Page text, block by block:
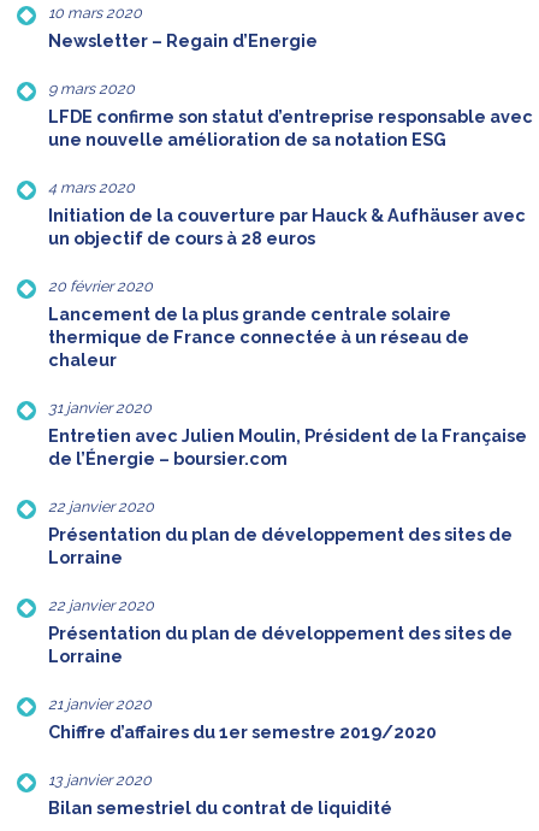
10 mars 2020
Newsletter – Regain d’Energie
9 mars 2020
LFDE confirme son statut d’entreprise responsable avec
une nouvelle amélioration de sa notation ESG
4 mars 2020
Initiation de la couverture par Hauck & Aufhäuser avec
un objectif de cours à 28 euros
20 février 2020
Lancement de la plus grande centrale solaire
thermique de France connectée à un réseau de
chaleur
31 janvier 2020
Entretien avec Julien Moulin, Président de la Française
de l’Énergie – boursier.com
22 janvier 2020
Présentation du plan de développement des sites de
Lorraine
22 janvier 2020
Présentation du plan de développement des sites de
Lorraine
21 janvier 2020
Chiffre d’affaires du 1er semestre 2019/2020
13 janvier 2020
Bilan semestriel du contrat de liquidité